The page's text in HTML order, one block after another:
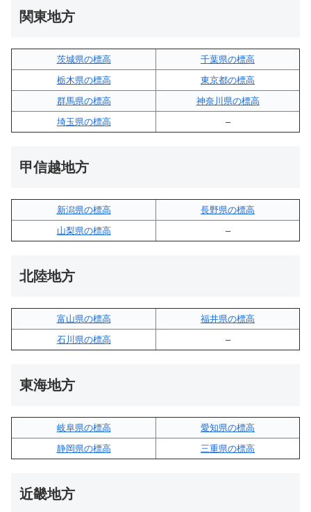
関東地方
茨城県の標高
千葉県の標高
栃木県の標高
東京都の標高
群馬県の標高
神奈川県の標高
埼玉県の標高
–
甲信越地方
新潟県の標高
長野県の標高
山梨県の標高
–
北陸地方
富山県の標高
福井県の標高
石川県の標高
–
東海地方
岐阜県の標高
愛知県の標高
静岡県の標高
三重県の標高
近畿地方